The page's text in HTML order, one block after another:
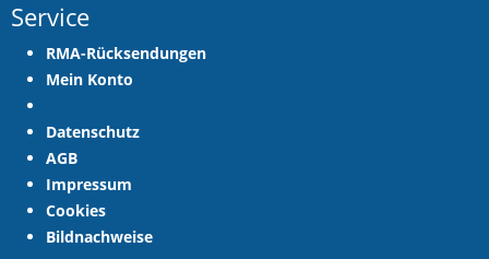
Service
RMA-Rücksendungen
Mein Konto
Datenschutz
AGB
Impressum
Cookies
Bildnachweise